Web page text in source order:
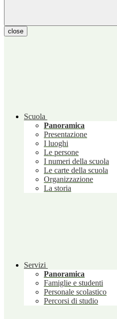
close
Scuola
Panoramica
Presentazione
I luoghi
Le persone
I numeri della scuola
Le carte della scuola
Organizzazione
La storia
Servizi
Panoramica
Famiglie e studenti
Personale scolastico
Percorsi di studio